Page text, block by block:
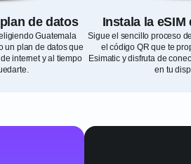
de datos
Guatemala
un plan de datos que
internet y al tiempo
Instala la eSIM
Sigue el sencillo proceso
el código QR que te
Esimatic y disfruta de
en tu